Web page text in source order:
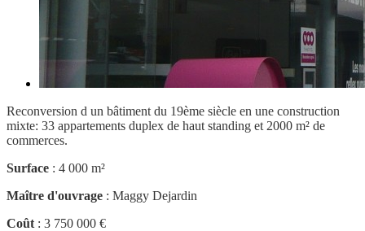
Reconversion d un bâtiment du 19ème siècle en une construction
mixte: 33 appartements duplex de haut standing et 2000 m² de
commerces.
Surface : 4 000 m²
Maître d'ouvrage : Maggy Dejardin
Coût : 3 750 000 €